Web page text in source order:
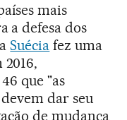
mais
a defesa dos
Suécia fez uma
que "as
dar seu
de mudança